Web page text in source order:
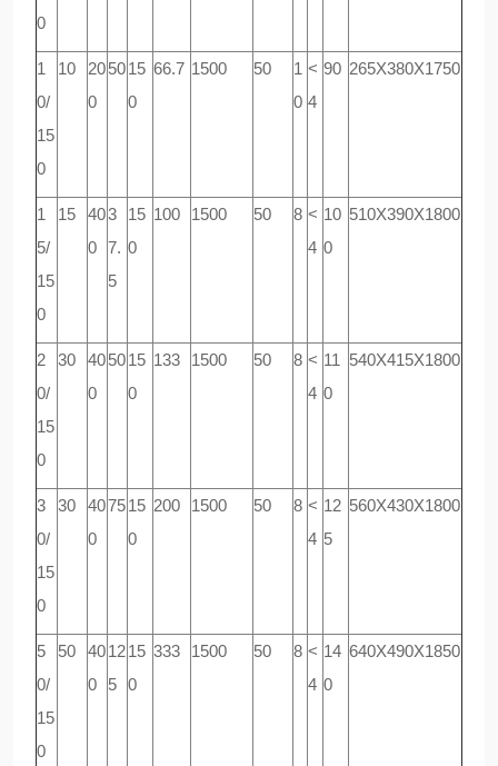
0
1
0/
15
0
10
20
0
5015
0
66.7 1500 50
1
0
<
4
90 265Х380Х1750
1
5/
15
0
15
40
0
3
7.
5
15
0
100 1500 50 8 <
4
10
0
510Х390Х1800
2
0/
15
0
30
40
0
5015
0
133 1500 50 8 <
4
11
0
540Х415Х1800
3
0/
15
0
30
40
0
7515
0
200 1500 50 8 <
4
12
5
560Х430Х1800
5
0/
15
0
50
40
0
12
5
15
0
333 1500 50 8 <
4
14
0
640Х490Х1850